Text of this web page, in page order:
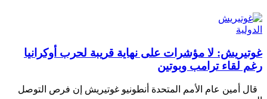
الدولية
غوتيريش: لا مؤشرات على نهاية قريبة لحرب أوكرانيا
رغم لقاء ترامب وبوتين
قال أمين عام الأمم المتحدة أنطونيو غوتيريش إن فرص التوصل